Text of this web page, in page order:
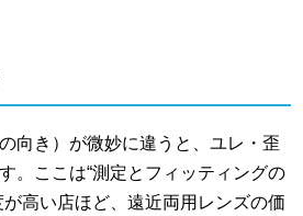
向き）が微妙に違うと、ユレ・歪
。ここは“測定とフィッティングの
高い店ほど、遠近両用レンズの価